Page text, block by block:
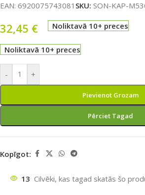
EAN: 6920075743081 SKU: SON-KAP-
32,45 € Noliktavā 10+ preces
Noliktavā 10+ preces
- +
Pievienot Grozam
Pērciet Tagad
Kopīgot:
13 Cilvēki, kas tagad skatās šo